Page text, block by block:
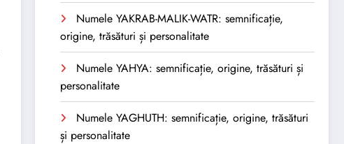
Numele YAKRAB-MALIK-WATR: semnificație,
origine, trăsături și personalitate
Numele YAHYA: semnificație, origine, trăsături și
personalitate
Numele YAGHUTH: semnificație, origine, trăsături
și personalitate